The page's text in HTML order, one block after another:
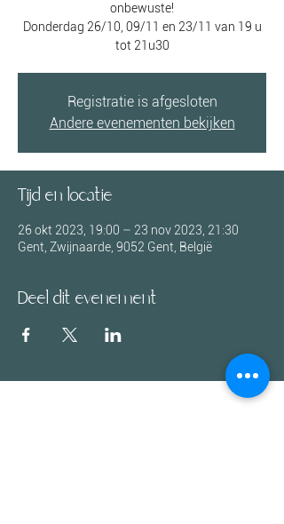
onbewuste!
Donderdag 26/10, 09/11 en 23/11 van 19 u
tot 21u30
Registratie is afgesloten
Andere evenementen bekijken
Tijd en locatie
26 okt 2023, 19:00 – 23 nov 2023, 21:30
Gent, Zwijnaarde, 9052 Gent, België
Deel dit evenement